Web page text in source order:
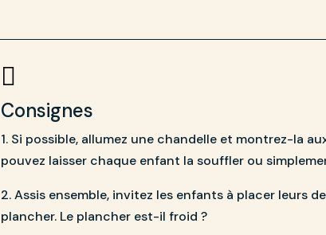

Consignes
1. Si possible, allumez une chandelle et montrez-la
pouvez laisser chaque enfant la souffler ou
2. Assis ensemble, invitez les enfants à placer leurs
plancher. Le plancher est-il froid ?